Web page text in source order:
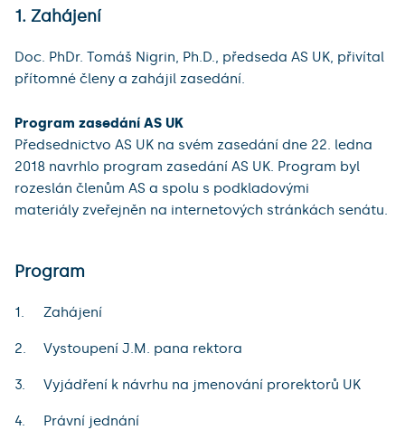
1. Zahájení
Doc. PhDr. Tomáš Nigrin, Ph.D., předseda AS UK, přivítal
přítomné členy a zahájil zasedání.
Program zasedání AS UK
Předsednictvo AS UK na svém zasedání dne 22. ledna
2018 navrhlo program zasedání AS UK. Program byl
rozeslán členům AS a spolu s podkladovými
materiály zveřejněn na internetových stránkách senátu.
Program
Zahájení
Vystoupení J.M. pana rektora
Vyjádření k návrhu na jmenování prorektorů UK
Právní jednání